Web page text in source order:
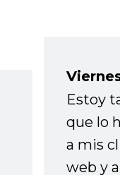
Estoy
que lo
a mis
web y